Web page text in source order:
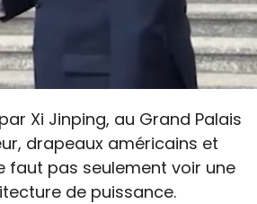
Xi Jinping, au Grand Palais
drapeaux américains et
faut pas seulement voir une
de puissance.